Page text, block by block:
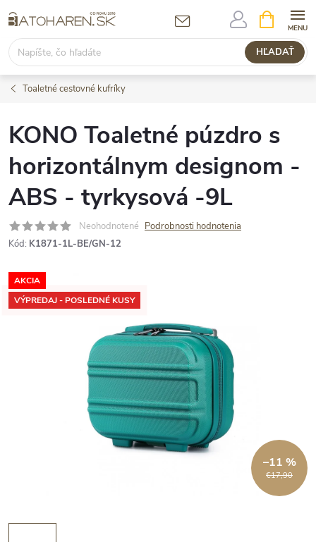
na
obsah
HĽADAŤ
KOŠÍK
Toaletné cestovné kufríky
KONO Toaletné púzdro s
horizontálnym designom -
ABS - tyrkysová -9L
Neohodnotené Podrobnosti hodnotenia
Kód: K1871-1L-BE/GN-12
AKCIA
VÝPREDAJ - POSLEDNÉ KUSY
€17,90
–11 %